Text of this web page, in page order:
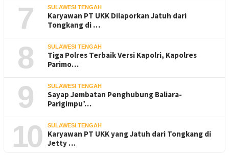
7 SULAWESI TENGAH
Karyawan PT UKK Dilaporkan Jatuh dari
Tongkang di …
8 SULAWESI TENGAH
Tiga Polres Terbaik Versi Kapolri, Kapolres
Parimo…
9 SULAWESI TENGAH
Sayap Jembatan Penghubung Baliara-
Parigimpu’…
10 SULAWESI TENGAH
Karyawan PT UKK yang Jatuh dari Tongkang di
Jetty …